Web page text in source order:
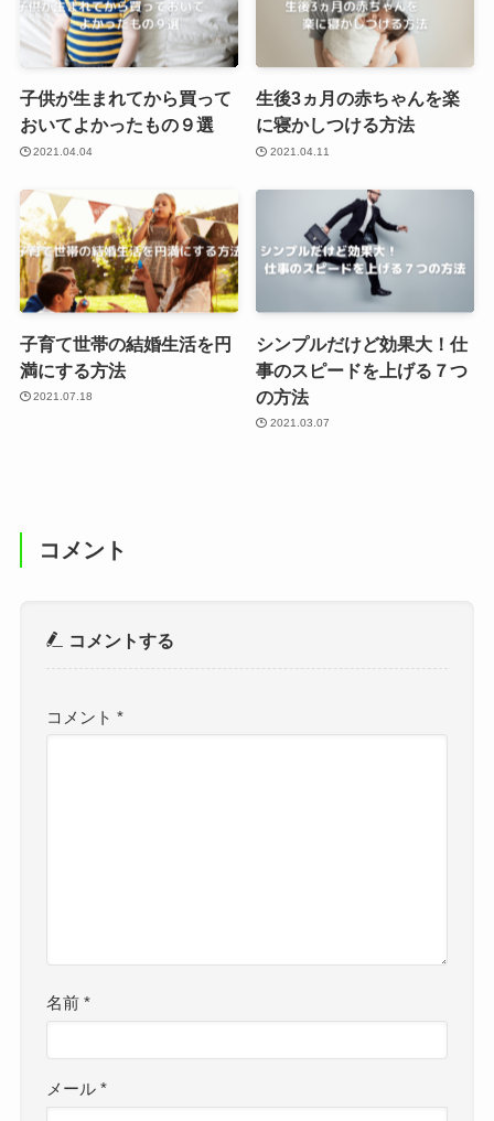
子供が生まれてから買って
おいてよかったもの９選
2021.04.04
生後3ヵ月の赤ちゃんを楽
に寝かしつける方法
2021.04.11
子育て世帯の結婚生活を円
満にする方法
2021.07.18
シンプルだけど効果大！仕
事のスピードを上げる７つ
の方法
2021.03.07
コメント
コメントする
コメント*
名前*
メール*